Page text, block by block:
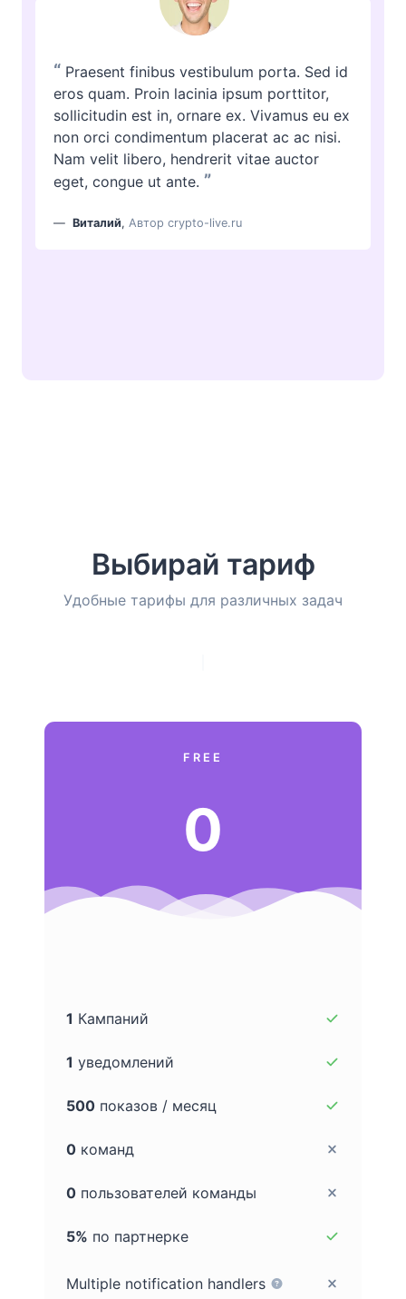
“ Praesent finibus vestibulum porta. Sed id
eros quam. Proin lacinia ipsum porttitor,
sollicitudin est in, ornare ex. Vivamus eu ex
non orci condimentum placerat ac ac nisi.
Nam velit libero, hendrerit vitae auctor
eget, congue ut ante. ”
Виталий, Автор crypto-live.ru
Выбирай тариф
Удобные тарифы для различных задач
FREE
0
1 Кампаний
1 уведомлений
500 показов / месяц
0 команд
0 пользователей команды
5% по партнерке
Multiple notification handlers